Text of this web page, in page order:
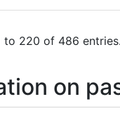
to 220 of 486 entries.
on